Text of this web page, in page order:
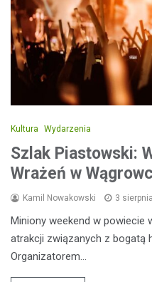
Kultura Wydarzenia
Szlak Piastowski:
Wrażeń w
Kamil Nowakowski 3
Miniony weekend w powiecie
atrakcji związanych z bogatą
Organizatorem…